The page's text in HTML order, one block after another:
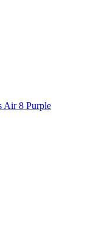
Air 8 Purple